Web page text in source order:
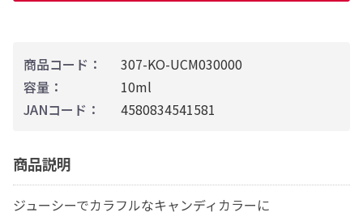
商品コード：
307-KO-UCM030000
容量：
10ml
JANコード：
4580834541581
商品説明
ジューシーでカラフルなキャンディカラーに